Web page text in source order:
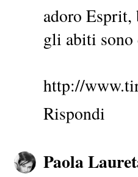
adoro
gli abiti
http://
Rispondi
Paola